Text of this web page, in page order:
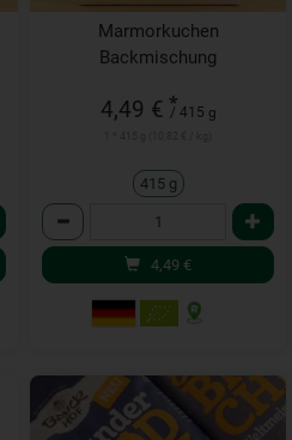
Marmorkuchen
Backmischung
4,49 € *
/ 415 g
415 g
Anzahl
4,49 €